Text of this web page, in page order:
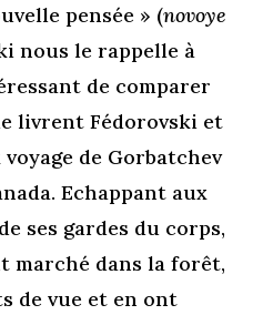
pensée » (novoye
nous le rappelle à
de comparer
livrent Fédorovski et
de Gorbatchev
Echappant aux
ses gardes du corps,
marché dans la forêt,
de vue et en ont